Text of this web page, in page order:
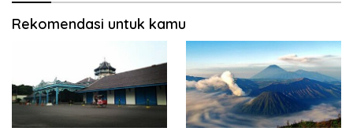
Rekomendasi untuk kamu